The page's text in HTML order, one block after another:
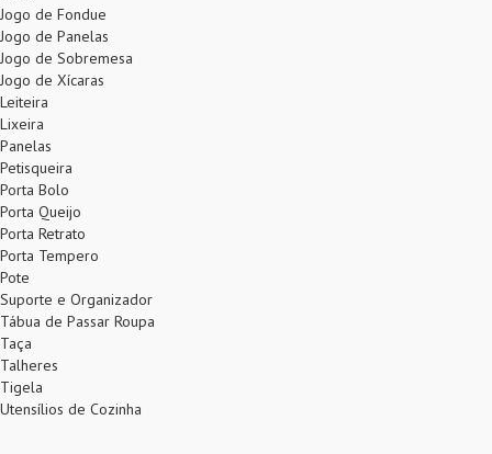
Jogo de Fondue
Jogo de Panelas
Jogo de Sobremesa
Jogo de Xícaras
Leiteira
Lixeira
Panelas
Petisqueira
Porta Bolo
Porta Queijo
Porta Retrato
Porta Tempero
Pote
Suporte e Organizador
Tábua de Passar Roupa
Taça
Talheres
Tigela
Utensílios de Cozinha